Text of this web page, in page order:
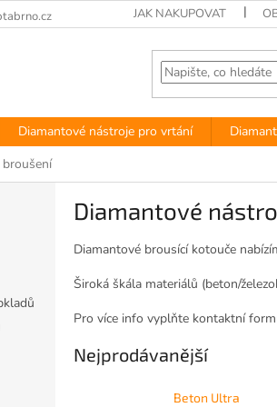
JAK NAKUPOVAT
Diamantové nástroje pro vrtání
Diamantové
Diamantové brousící kotouče
Široká škála materiálů (beton/
Pro více info vyplňte kontaktní
Nejprodávanější
Beton Ultra